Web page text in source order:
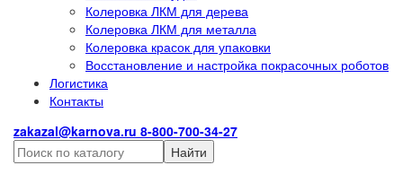
Колеровка ЛКМ для дерева
Колеровка ЛКМ для металла
Колеровка красок для упаковки
Восстановление и настройка покрасочных роботов
Логистика
Контакты
zakazal@karnova.ru 8-800-700-34-27
Найти